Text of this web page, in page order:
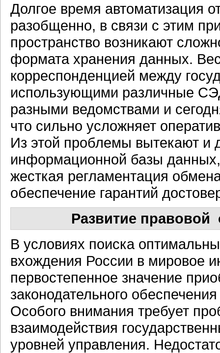
Долгое время автоматизация
разобщенно, в связи с этим
пространство возникают
формата хранения данных.
корреспонденцией между
использующими различные
разными ведомствами и
что сильно усложняет
Из этой проблемы вытекают и
информационной базы
жесткая регламентация
обеспечение гарантий
Развитие
В условиях поиска
вхождения России в мировое
первостепенное значение
законодательного
Особого внимания требует
взаимодействия
уровней управления.